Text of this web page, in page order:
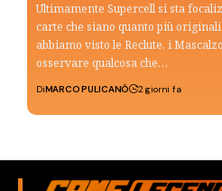
Ultimamente Supercell si sta
carte che siano quanto più
abbiamo visto le Reclute, i
osservare qualcosa che…
DiMARCO PULICANÒ 2 giorni fa